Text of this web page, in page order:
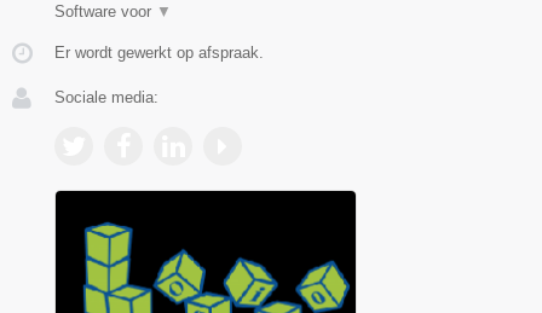
Software voor ▼
Er wordt gewerkt op afspraak.
Sociale media: